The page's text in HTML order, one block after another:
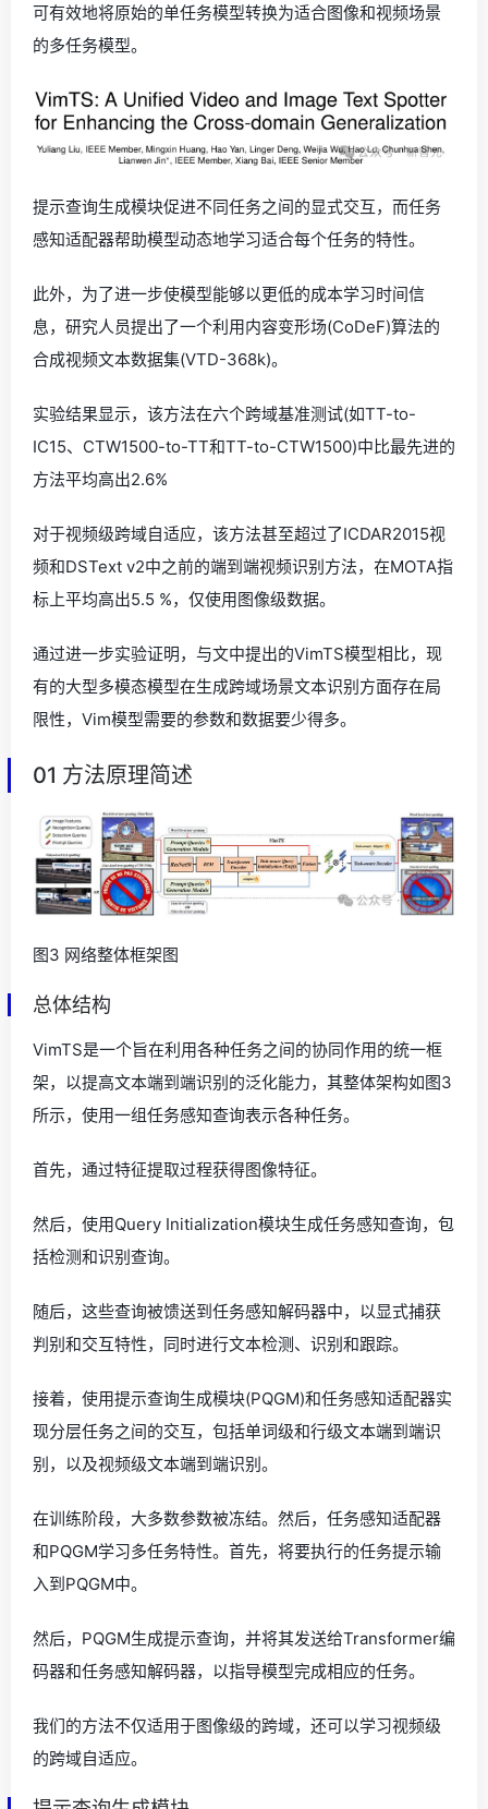
可有效地将原始的单任务模型转换为适合图像和视频场景
的多任务模型。
提示查询生成模块促进不同任务之间的显式交互，而任务
感知适配器帮助模型动态地学习适合每个任务的特性。
此外，为了进一步使模型能够以更低的成本学习时间信
息，研究人员提出了一个利用内容变形场(CoDeF)算法的
合成视频文本数据集(VTD-368k)。
实验结果显示，该方法在六个跨域基准测试(如TT-to-
IC15、CTW1500-to-TT和TT-to-CTW1500)中比最先进的
方法平均高出2.6%
对于视频级跨域自适应，该方法甚至超过了ICDAR2015视
频和DSText v2中之前的端到端视频识别方法，在MOTA指
标上平均高出5.5 %，仅使用图像级数据。
通过进一步实验证明，与文中提出的VimTS模型相比，现
有的大型多模态模型在生成跨域场景文本识别方面存在局
限性，Vim模型需要的参数和数据要少得多。
01 方法原理简述
图3 网络整体框架图
总体结构
VimTS是一个旨在利用各种任务之间的协同作用的统一框
架，以提高文本端到端识别的泛化能力，其整体架构如图3
所示，使用一组任务感知查询表示各种任务。
首先，通过特征提取过程获得图像特征。
然后，使用Query Initialization模块生成任务感知查询，包
括检测和识别查询。
随后，这些查询被馈送到任务感知解码器中，以显式捕获
判别和交互特性，同时进行文本检测、识别和跟踪。
接着，使用提示查询生成模块(PQGM)和任务感知适配器实
现分层任务之间的交互，包括单词级和行级文本端到端识
别，以及视频级文本端到端识别。
在训练阶段，大多数参数被冻结。然后，任务感知适配器
和PQGM学习多任务特性。首先，将要执行的任务提示输
入到PQGM中。
然后，PQGM生成提示查询，并将其发送给Transformer编
码器和任务感知解码器，以指导模型完成相应的任务。
我们的方法不仅适用于图像级的跨域，还可以学习视频级
的跨域自适应。